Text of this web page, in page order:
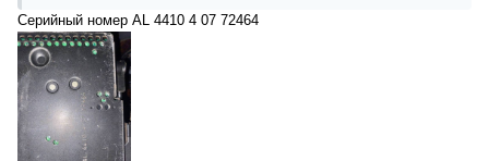
Серийный номер AL 4410 4 07 72464